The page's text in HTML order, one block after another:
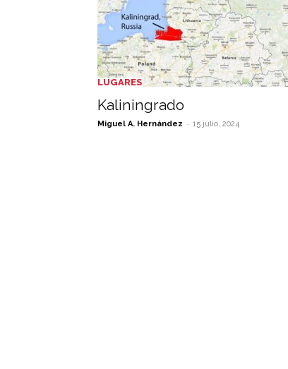
LUGARES
Kaliningrado
Miguel A. Hernández - 15 julio, 2024